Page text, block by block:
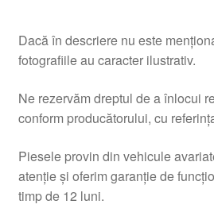
Dacă în descriere nu este
fotografiile au caracter ilustrativ.
Ne rezervăm dreptul de a înlocui
conform producătorului, cu
Piesele provin din vehicule
atenție și oferim garanție de
timp de 12 luni.